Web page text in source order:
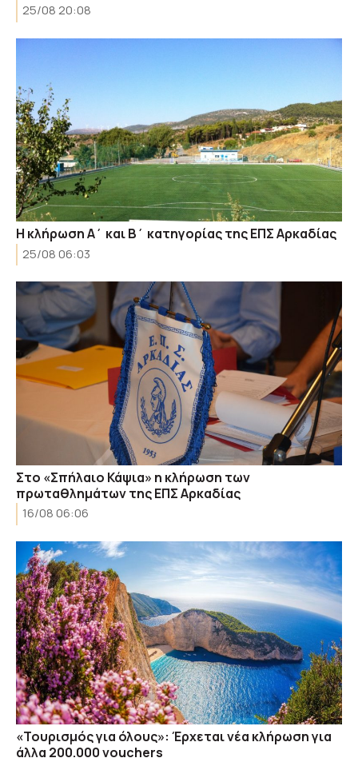
25/08 20:08
Η κλήρωση Α΄ και Β΄ κατηγορίας της ΕΠΣ Αρκαδίας
25/08 06:03
Στο «Σπήλαιο Κάψια» η κλήρωση των
πρωταθλημάτων της ΕΠΣ Αρκαδίας
16/08 06:06
«Τουρισμός για όλους»: Έρχεται νέα κλήρωση για
άλλα 200.000 vouchers